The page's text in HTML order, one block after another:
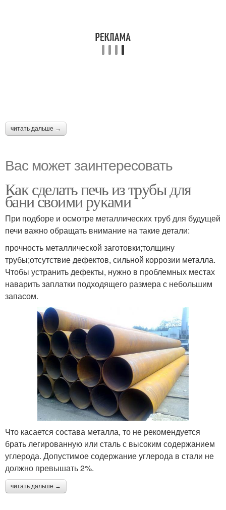
читать дальше →
Вас может заинтересовать
Как сделать печь из трубы для
бани своими руками
При подборе и осмотре металлических труб для будущей
печи важно обращать внимание на такие детали:
прочность металлической заготовки;толщину
трубы;отсутствие дефектов, сильной коррозии металла.
Чтобы устранить дефекты, нужно в проблемных местах
наварить заплатки подходящего размера с небольшим
запасом.
Что касается состава металла, то не рекомендуется
брать легированную или сталь с высоким содержанием
углерода. Допустимое содержание углерода в стали не
должно превышать 2%.
читать дальше →